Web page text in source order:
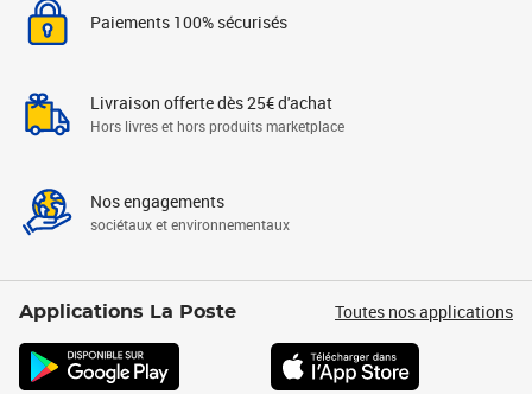
Paiements 100% sécurisés
Livraison offerte dès 25€ d'achat
Hors livres et hors produits marketplace
Nos engagements
sociétaux et environnementaux
Applications La Poste Toutes nos applications